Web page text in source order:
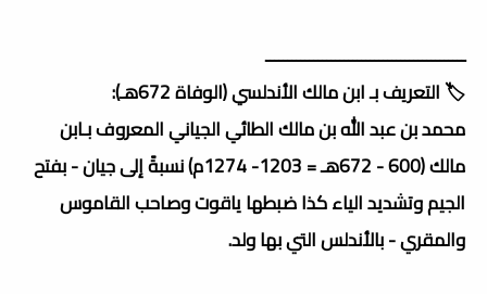
ــــــــــــــــــــــــــــــــــــــــــــــ
🏷️ التعريف بـ ابن مالك الأندلسي (الوفاة 672هـ):
محمد بن عبد الله بن مالك الطائي الجياني المعروف بـابن
مالك (600 - 672هـ = 1203- 1274م) نسبةً إلى جيان - بفتح
الجيم وتشديد الياء كذا ضبطها ياقوت وصاحب القاموس
والمقري - بالأندلس التي بها ولد.